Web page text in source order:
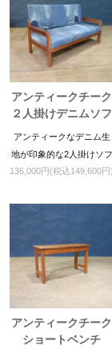
アンティークチーク
２人掛けデニムソフ
ァ
アンティークなデニム生
地が印象的な2人掛けソフ
ァ
136,000円(税込149,600円)
アンティークチーク
ショートベンチ